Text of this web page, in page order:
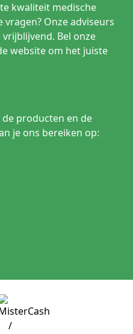
kwaliteit medische
Onze adviseurs
Bel onze
website om het juiste
producten en de
je ons bereiken op: